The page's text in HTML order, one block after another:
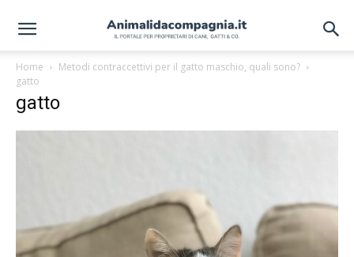
Home
Metodi contraccettivi per il gatto maschio, quali sono?
gatto
gatto